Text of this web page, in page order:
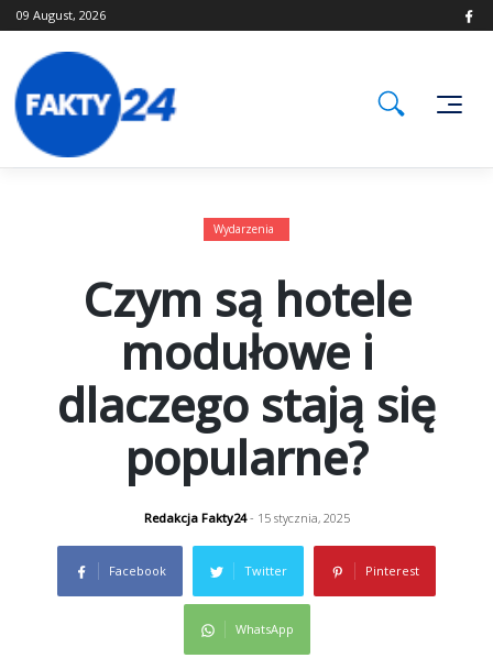
Skip
to
09 August, 2026
Wydarzenia
Czym są hotele
modułowe i
dlaczego stają się
popularne?
Redakcja Fakty24- 15 stycznia, 2025
Facebook Twitter Pinterest
WhatsApp